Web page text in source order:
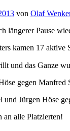
von Olaf
längerer Pause
kamen 17
und das Ganze
gegen Manfred
und Jürgen Höse
alle Platzierten!